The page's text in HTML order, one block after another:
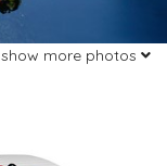
show more photos